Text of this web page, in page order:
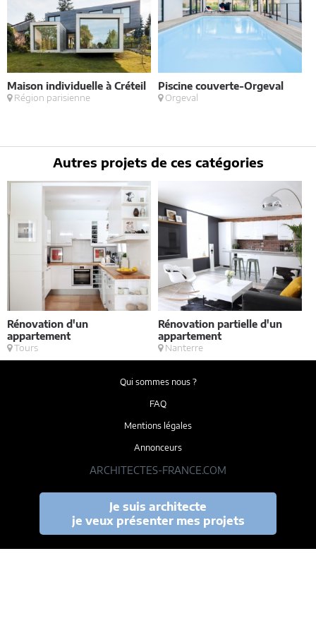
Maison individuelle à Créteil
Région parisienne
Piscine couverte-Orgeval
Orgeval
Autres projets de ces catégories
Rénovation d'un
appartement
Tours
Rénovation partielle d'un
appartement
Nanterre
Qui sommes nous ?
FAQ
Mentions légales
Annonceurs
ARCHITECTES-FRANCE.COM
Je suis architecte
je veux présenter mes projets